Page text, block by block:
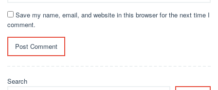
Save my name, email, and website in this browser for the next time I
comment.
Search